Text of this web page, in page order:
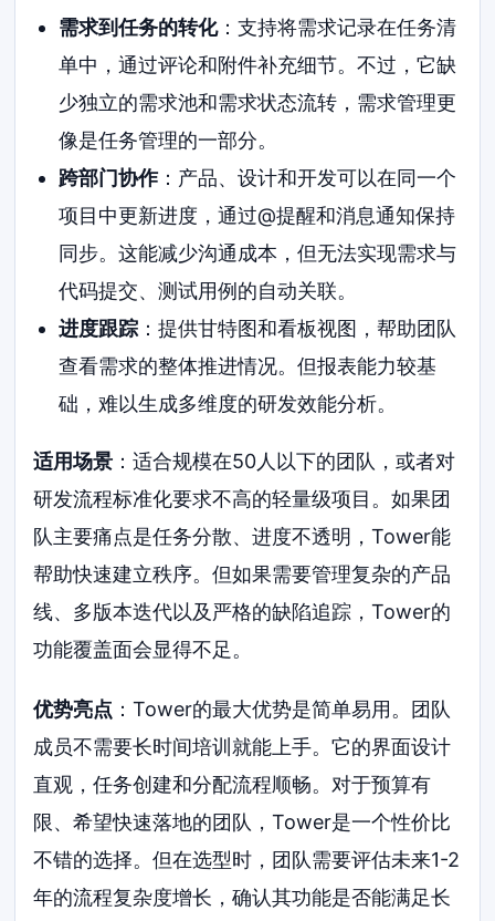
需求到任务的转化：支持将需求记录在任务清
单中，通过评论和附件补充细节。不过，它缺
少独立的需求池和需求状态流转，需求管理更
像是任务管理的一部分。
跨部门协作：产品、设计和开发可以在同一个
项目中更新进度，通过@提醒和消息通知保持
同步。这能减少沟通成本，但无法实现需求与
代码提交、测试用例的自动关联。
进度跟踪：提供甘特图和看板视图，帮助团队
查看需求的整体推进情况。但报表能力较基
础，难以生成多维度的研发效能分析。
适用场景 ：适合规模在50人以下的团队，或者对
研发流程标准化要求不高的轻量级项目。如果团
队主要痛点是任务分散、进度不透明，Tower能
帮助快速建立秩序。但如果需要管理复杂的产品
线、多版本迭代以及严格的缺陷追踪，Tower的
功能覆盖面会显得不足。
优势亮点 ：Tower的最大优势是简单易用。团队
成员不需要长时间培训就能上手。它的界面设计
直观，任务创建和分配流程顺畅。对于预算有
限、希望快速落地的团队，Tower是一个性价比
不错的选择。但在选型时，团队需要评估未来1-2
年的流程复杂度增长，确认其功能是否能满足长